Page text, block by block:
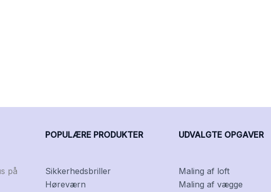
på
POPULÆRE PRODUKTER
Sikkerhedsbriller
Høreværn
UDVALGTE OPGAVER
Maling af loft
Maling af vægge